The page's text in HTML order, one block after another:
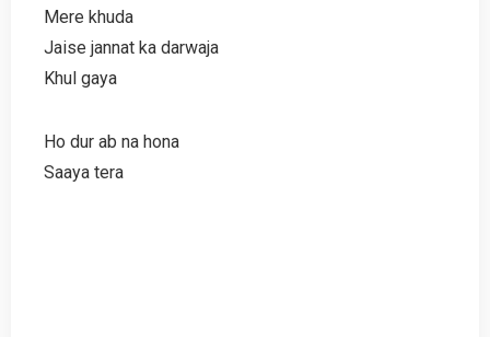
Mere khuda
Jaise jannat ka darwaja
Khul gaya
Ho dur ab na hona
Saaya tera